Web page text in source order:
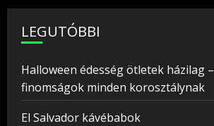
LEGUTÓBBI
Halloween édesség ötletek házilag –
finomságok minden korosztálynak
El Salvador kávébabok